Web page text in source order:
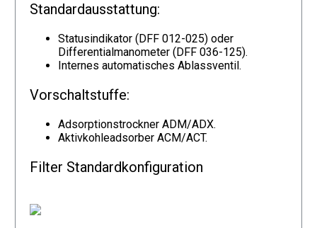
Standardausstattung:
Statusindikator (DFF 012-025) oder
Differentialmanometer (DFF 036-125).
Internes automatisches Ablassventil.
Vorschaltstuffe:
Adsorptionstrockner ADM/ADX.
Aktivkohleadsorber ACM/ACT.
Filter Standardkonfiguration